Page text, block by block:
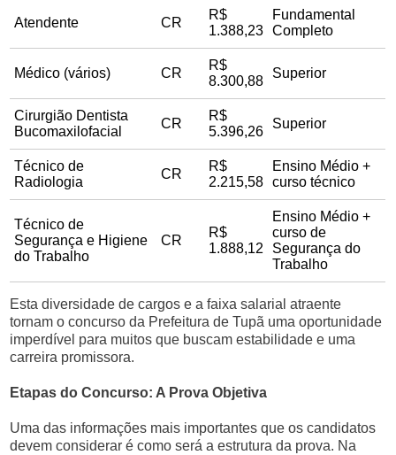
Atendente CR
R$
1.388,23
Fundamental
Completo
Médico (vários) CR
R$
8.300,88
Superior
Cirurgião Dentista
Bucomaxilofacial
CR
R$
5.396,26
Superior
Técnico de
Radiologia
CR
R$
2.215,58
Ensino Médio +
curso técnico
Técnico de
Segurança e Higiene
do Trabalho
CR
R$
1.888,12
Ensino Médio +
curso de
Segurança do
Trabalho
Esta diversidade de cargos e a faixa salarial atraente
tornam o concurso da Prefeitura de Tupã uma oportunidade
imperdível para muitos que buscam estabilidade e uma
carreira promissora.
Etapas do Concurso: A Prova Objetiva
Uma das informações mais importantes que os candidatos
devem considerar é como será a estrutura da prova. Na